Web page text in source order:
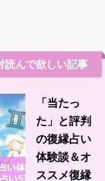
読んで欲しい記事
「当たっ
た」と評判
の復縁占い
体験談＆オ
ススメ復縁